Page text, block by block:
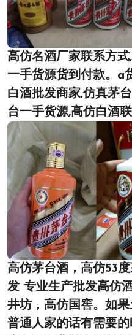
高仿名酒厂家联系方
一手货源货到付款。a
白酒批发商家,仿真茅
台一手货源,高仿白酒
高仿茅台酒，高仿53
发 专业生产批发高仿
井坊，高仿国窖。如
普通人家的话有需要